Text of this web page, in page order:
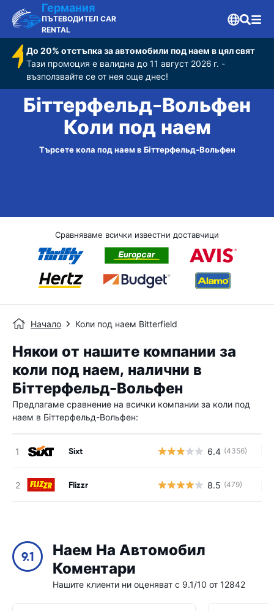
Германия
ПЪТЕВОДИТЕЛ CAR
RENTAL
До 20% отстъпка за автомобили под наем в цял свят
Тази промоция е валидна до 11 август 2026 г. -
възползвайте се от нея още днес!
Біттерфельд-Вольфен
Коли под наем
Търсете кола под наем в Біттерфельд-Вольфен
Сравняваме всички известни доставчици
Начало Коли под наем Bitterfield
Някои от нашите компании за
коли под наем, налични в
Біттерфельд-Вольфен
Предлагаме сравнение на всички компании за коли под
наем в Біттерфельд-Вольфен:
Sixt 6.4 (4356)
Flizzr 8.5 (479)
9.1
Наем На Автомобил
Коментари
Нашите клиенти ни оценяват с 9.1/10 от 12842